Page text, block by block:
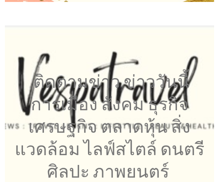
ติดตามข่าว ข่าววันนี้
การเมือง สังคม ธุรกิจ
เศรษฐกิจ ตลาดหุ้น สิ่ง
แวดล้อม ไลฟ์สไตล์ ดนตรี
ศิลปะ ภาพยนตร์